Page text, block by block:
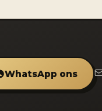
WhatsApp ons